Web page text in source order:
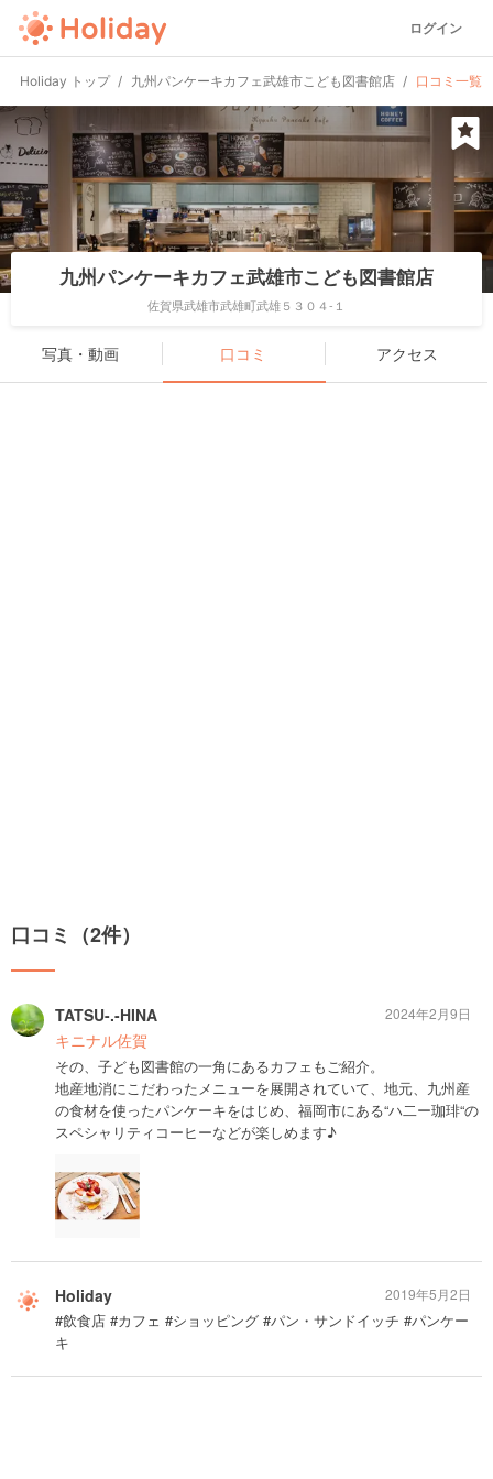
ログイン
Holiday トップ 九州パンケーキカフェ武雄市こども図書館店 口コミ一覧
九州パンケーキカフェ武雄市こども図書館店
佐賀県武雄市武雄町武雄５３０４-１
写真・動画 口コミ アクセス
口コミ（2件）
TATSU-.-HINA
キニナル佐賀
その、子ども図書館の一角にあるカフェもご紹介。
地産地消にこだわったメニューを展開されていて、地元、九州産
の食材を使ったパンケーキをはじめ、福岡市にある“ハ二ー珈琲“の
スペシャリティコーヒーなどが楽しめます♪
2024年2月9日
Holiday
#飲食店 #カフェ #ショッピング #パン・サンドイッチ #パンケー
キ
2019年5月2日